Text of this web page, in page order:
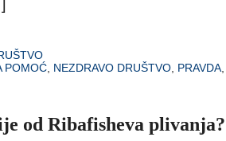
POMOĆ NEZDRAVO DRUŠTVO PRAVDA
od Ribafisheva